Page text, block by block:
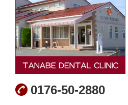
0176-50-2880